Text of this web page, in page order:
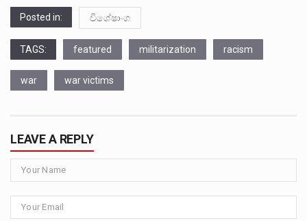
Posted in: විශේෂාංග
TAGS: featured militarization racism
war war victims
LEAVE A REPLY